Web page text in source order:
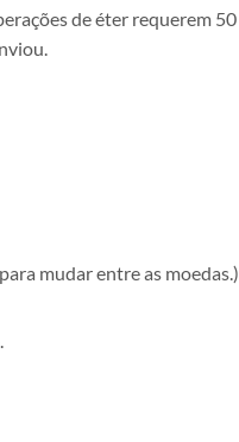
de éter requerem 50
mudar entre as moedas.)